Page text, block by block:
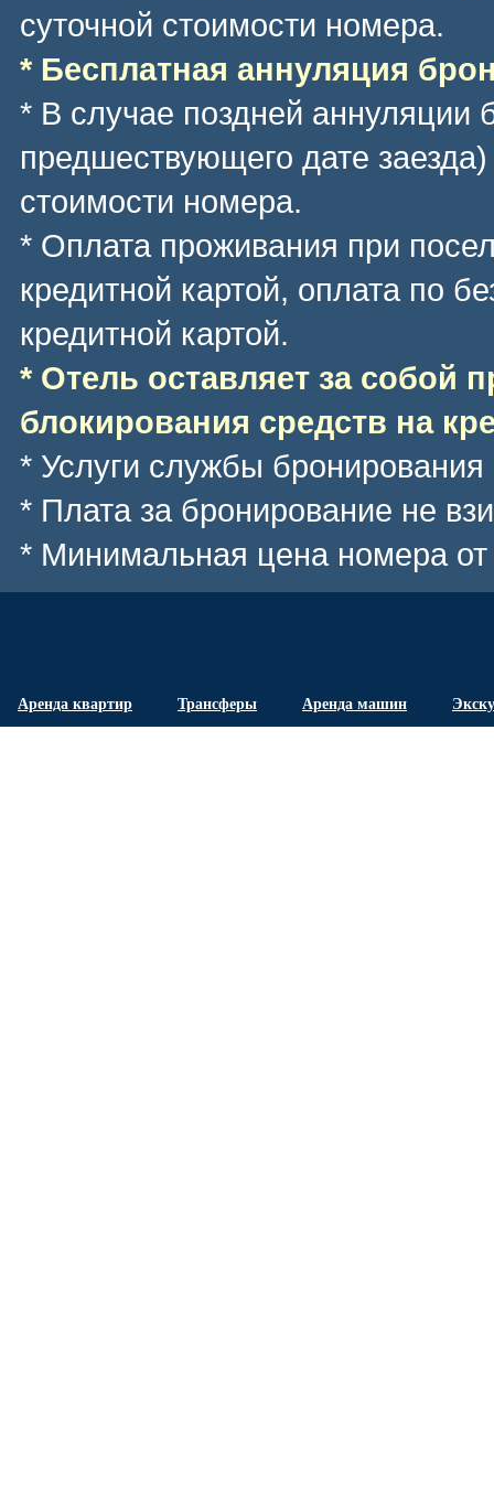
суточной стоимости номера.
* Бесплатная аннуляция
* В случае поздней аннуляции
предшествующего дате
стоимости номера.
* Оплата проживания при
кредитной картой, оплата по
кредитной картой.
* Отель оставляет за собой
блокирования средств на
* Услуги службы
* Плата за бронирование не
* Минимальная цена номера
Аренда квартир Трансферы Аренда машин